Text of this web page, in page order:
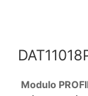
Modulo